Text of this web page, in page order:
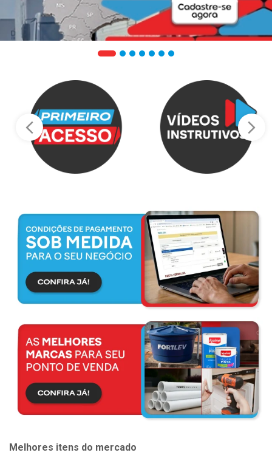
Melhores itens do mercado